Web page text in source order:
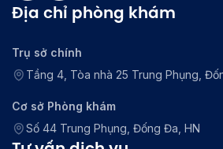
Địa chỉ phòng khám
Trụ sở chính
Tầng 4, Tòa nhà 25 Trung Phụng,
Cơ sở Phòng khám
Số 44 Trung Phụng, Đống Đa, HN